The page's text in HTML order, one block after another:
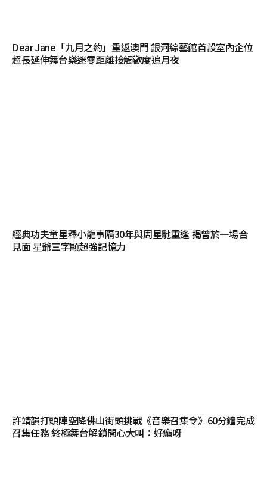
Dear Jane「九月之約」重返澳門 銀河綜藝館首設室內企位
超長延伸舞台樂迷零距離接觸歡度追月夜
經典功夫童星釋小龍事隔30年與周星馳重逢 揭曾於一場合
見面 星爺三字顯超強記憶力
許靖韻打頭陣空降佛山街頭挑戰《音樂召集令》60分鐘完成
召集任務 終極舞台解鎖開心大叫：好癲呀